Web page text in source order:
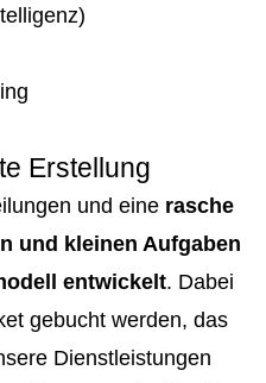
Erstellung
und eine rasche
und kleinen Aufgaben
entwickelt. Dabei
gebucht werden, das
Dienstleistungen